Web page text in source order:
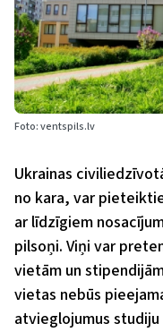
Foto: ventspils.lv
Ukrainas
no kara, var
ar līdzīgiem
pilsoņi. Viņi var
vietām un
vietas nebūs
atvieglojumus studiju